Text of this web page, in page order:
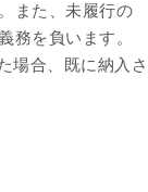
また、未履行の
務を負います。
場合、既に納入さ